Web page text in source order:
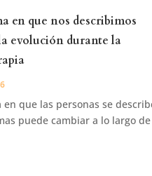
en que nos describimos
evolución durante la
en que las personas se
puede cambiar a lo largo de